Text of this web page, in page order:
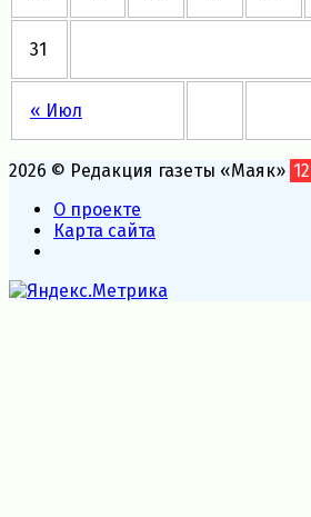
« Июл
31
2026 © Редакция газеты «Маяк»
О проекте
Карта сайта